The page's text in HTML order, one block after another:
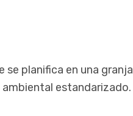
planifica en una granja
estandarizado.